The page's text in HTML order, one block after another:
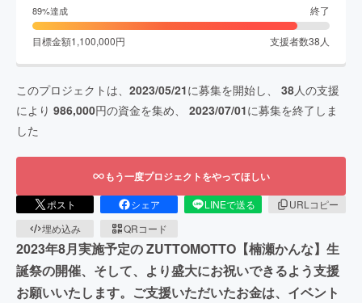
89%達成 終了
目標金額1,100,000円 支援者数38 人
このプロジェクトは、 2023/05/21に募集を開始し、 38人の支援
により 986,000円の資金を集め、 2023/07/01に募集を終了しま
した
もう一度プロジェクトをやってほしい
ポスト シェア LINEで送る
URLコピー
埋め込み
QRコード
2023年8月実施予定の ZUTTOMOTTO【楠瀬かんな】生
誕祭の開催、そして、より盛大にお祝いできるよう支援
お願いいたします。ご支援いただいたお金は、イベント